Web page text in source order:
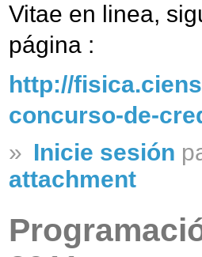
Vitae en linea,
página :
http://
concurso-de-
» Inicie sesión
attachment